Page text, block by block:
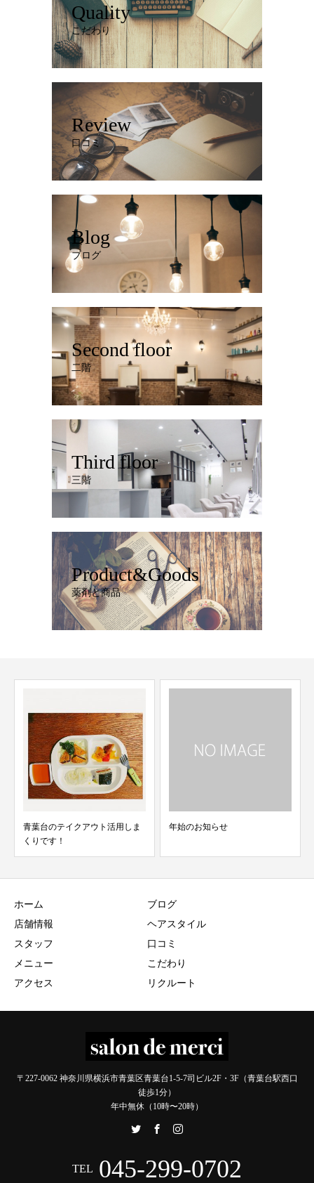
Quality
こだわり
Review
口コミ
Blog
ブログ
Second floor
二階
Third floor
三階
Product&Goods
薬剤と商品
年始のお知らせ リファ ドライヤー黒
ホーム
店舗情報
スタッフ
メニュー
アクセス
ブログ
ヘアスタイル
口コミ
こだわり
リクルート
〒227-0062 神奈川県横浜市青葉区青葉台1-5-7司ビル2F・3F（青葉台駅西口
徒歩1分）
年中無休（10時〜20時）
TEL 045-299-0702